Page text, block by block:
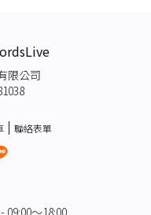
限公司
聯絡表單
～18:00